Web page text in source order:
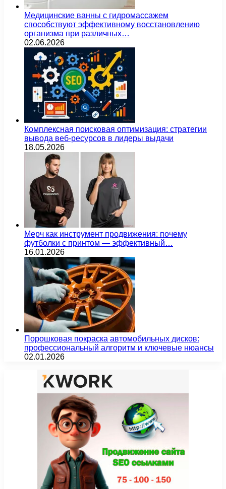
Медицинские ванны с гидромассажем
способствуют эффективному восстановлению
организма при различных…
02.06.2026
Комплексная поисковая оптимизация: стратегии
вывода веб-ресурсов в лидеры выдачи
18.05.2026
Мерч как инструмент продвижения: почему
футболки с принтом — эффективный…
16.01.2026
Порошковая покраска автомобильных дисков:
профессиональный алгоритм и ключевые нюансы
02.01.2026